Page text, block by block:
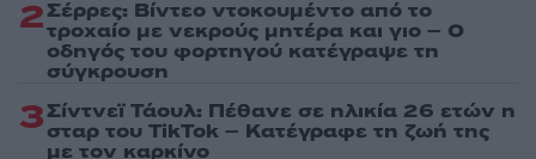
2Σέρρες: Βίντεο ντοκουμέντο από το
τροχαίο με νεκρούς μητέρα και γιο – Ο
οδηγός του φορτηγού κατέγραψε τη
σύγκρουση
3Σίντνεϊ Τάουλ: Πέθανε σε ηλικία 26 ετών η
σταρ του TikTok – Kατέγραφε τη ζωή της
με τον καρκίνο